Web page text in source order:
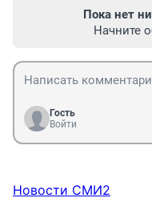
Пока нет
Начните
Гость
Войти
Новости СМИ2